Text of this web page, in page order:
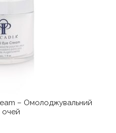
– Омолоджувальний
очей